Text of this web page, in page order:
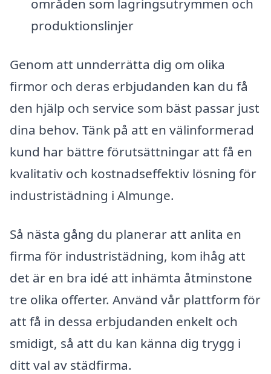
områden som lagringsutrymmen och
produktionslinjer
Genom att unnderrätta dig om olika
firmor och deras erbjudanden kan du få
den hjälp och service som bäst passar just
dina behov. Tänk på att en välinformerad
kund har bättre förutsättningar att få en
kvalitativ och kostnadseffektiv lösning för
industristädning i Almunge.
Så nästa gång du planerar att anlita en
firma för industristädning, kom ihåg att
det är en bra idé att inhämta åtminstone
tre olika offerter. Använd vår plattform för
att få in dessa erbjudanden enkelt och
smidigt, så att du kan känna dig trygg i
ditt val av städfirma.